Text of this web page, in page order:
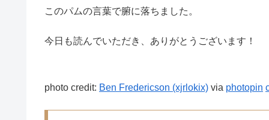
このパムの言葉で腑に落ちました。
今日も読んでいただき、ありがとうございます！
photo credit: Ben Fredericson (xjrlokix) via photopin